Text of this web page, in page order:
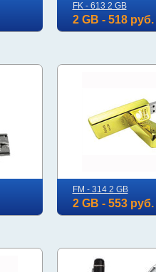
FK - 613 2 GB
2 GB - 518 руб.
FM - 314 2 GB
2 GB - 553 руб.